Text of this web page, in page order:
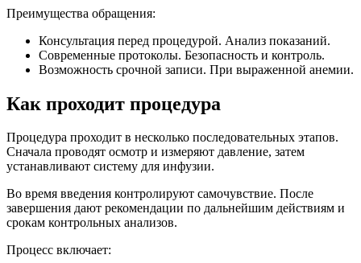
Преимущества обращения:
Консультация перед процедурой. Анализ показаний.
Современные протоколы. Безопасность и контроль.
Возможность срочной записи. При выраженной анемии.
Как проходит процедура
Процедура проходит в несколько последовательных этапов.
Сначала проводят осмотр и измеряют давление, затем
устанавливают систему для инфузии.
Во время введения контролируют самочувствие. После
завершения дают рекомендации по дальнейшим действиям и
срокам контрольных анализов.
Процесс включает: